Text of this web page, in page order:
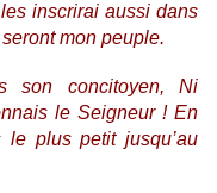
inscrirai aussi dans
mon peuple.
son concitoyen, Ni
le Seigneur ! En
le plus petit jusqu’au